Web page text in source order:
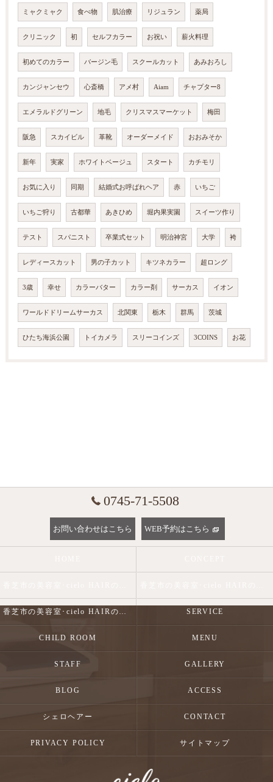
ミャクミャク 食べ物 肌治療 リジュラン 薬局
クリニック 初 セルフカラー お祝い 薪火料理
初めてのカラー バージン毛 スクールカット あみおろし
カンジャンセウ 心斎橋 アメ村 Aiam チャプター8
エメラルドグリーン 地毛 クリスマスマーケット 梅田
阪急 スカイビル 革靴 オーダーメイド おおみそか
新年 実家 ホワイトベージュ スタート カチモリ
お気に入り 同期 結婚式お呼ばれヘア 赤 いちご
いちご狩り 古都華 あきひめ 堀内果実園 スイーツ作り
テスト スパニスト 卒業式セット 明治神宮 大学 袴
レディースカット 男の子カット キツネカラー 超ロング
3歳 幸せ カラーバター カラー剤 サーカス イオン
ワールドドリームサーカス 北関東 栃木 群馬 茨城
ひたち海浜公園 トイカメラ スリーコインズ 3COINS お花
0745-71-5508
お問い合わせはこちら WEB予約はこちら
香芝市の美容室･cielo HAIRのお客様の声 SERVICE
CHILD ROOM MENU
STAFF GALLERY
BLOG ACCESS
シェロヘアー CONTACT
PRIVACY POLICY サイトマップ